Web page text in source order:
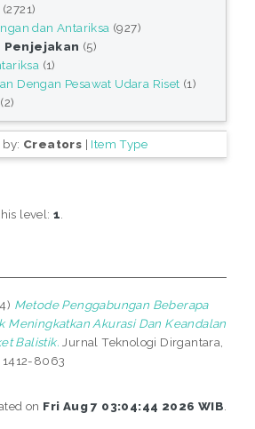
(2721)
dan Antariksa (927)
Penjejakan (5)
(1)
Dengan Pesawat Udara Riset (1)
(2)
by: Creators | Item Type
level:1
Metode Penggabungan Beberapa
Meningkatkan Akurasi Dan Keandalan
Balistik. Jurnal Teknologi Dirgantara,
1412-8063
on Fri Aug 7 03:04:44 2026 WIB